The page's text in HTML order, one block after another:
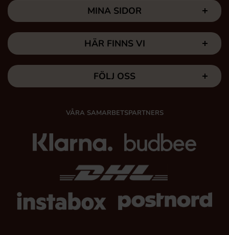
MINA SIDOR
HÄR FINNS VI
FÖLJ OSS
VÅRA SAMARBETSPARTNERS